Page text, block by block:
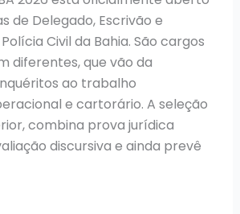
de Delegado, Escrivão e
Civil da Bahia. São cargos
diferentes, que vão da
ao trabalho
e cartorário. A seleção
combina prova jurídica
discursiva e ainda prevê